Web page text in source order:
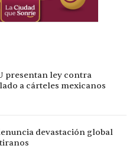
presentan ley contra
a cárteles mexicanos
devastación global